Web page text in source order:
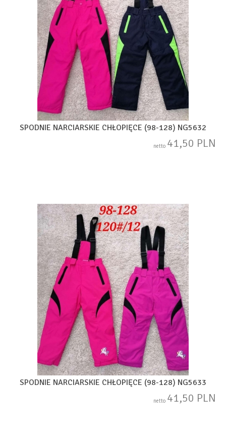
SPODNIE NARCIARSKIE CHŁOPIĘCE (98-128) NG5632
netto 41,50 PLN
SPODNIE NARCIARSKIE CHŁOPIĘCE (98-128) NG5633
netto 41,50 PLN